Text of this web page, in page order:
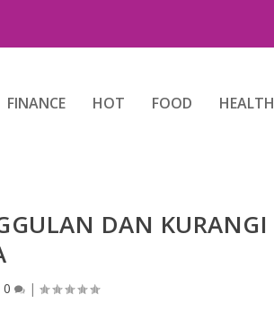
FINANCE HOT FOOD HEALTH
DAN KURANGI
0 |